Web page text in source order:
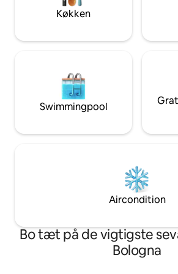
området. Tak, fordi du læste dette.
Køkken
Swimmingpool
Aircondition
Bo tæt på de vigtigste
Bologna